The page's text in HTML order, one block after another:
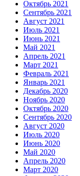
Октябрь 2021
Сентябрь 2021
Август 2021
Июль 2021
Июнь 2021
Май 2021
Апрель 2021
Март 2021
Февраль 2021
Январь 2021
Декабрь 2020
Ноябрь 2020
Октябрь 2020
Сентябрь 2020
Август 2020
Июль 2020
Июнь 2020
Май 2020
Апрель 2020
Март 2020